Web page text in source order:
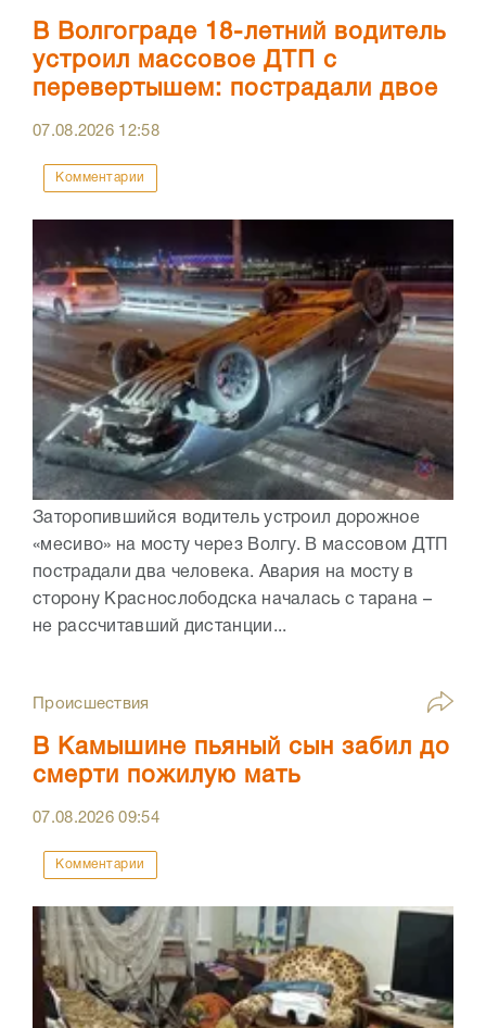
В Волгограде 18-летний водитель
устроил массовое ДТП с
перевертышем: пострадали двое
07.08.2026 12:58
Комментарии
Заторопившийся водитель устроил дорожное
«месиво» на мосту через Волгу. В массовом ДТП
пострадали два человека. Авария на мосту в
сторону Краснослободска началась с тарана –
не рассчитавший дистанции...
Происшествия
В Камышине пьяный сын забил до
смерти пожилую мать
07.08.202609:54
Комментарии